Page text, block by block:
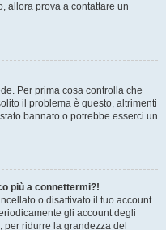
allora prova a contattare un
Per prima cosa controlla che
il problema è questo, altrimenti
bannato o potrebbe esserci un
più a connettermi?!
o disattivato il tuo account
gli account degli
ridurre la grandezza del